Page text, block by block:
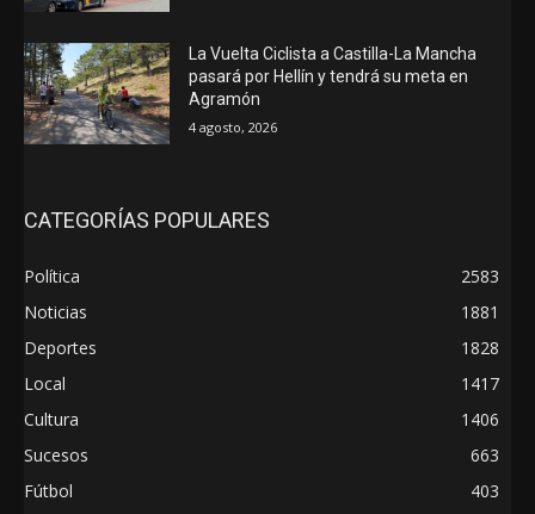
La Vuelta Ciclista a Castilla-La Mancha
pasará por Hellín y tendrá su meta en
Agramón
4 agosto, 2026
CATEGORÍAS POPULARES
Política
2583
Noticias
1881
Deportes
1828
Local
1417
Cultura
1406
Sucesos
663
Fútbol
403